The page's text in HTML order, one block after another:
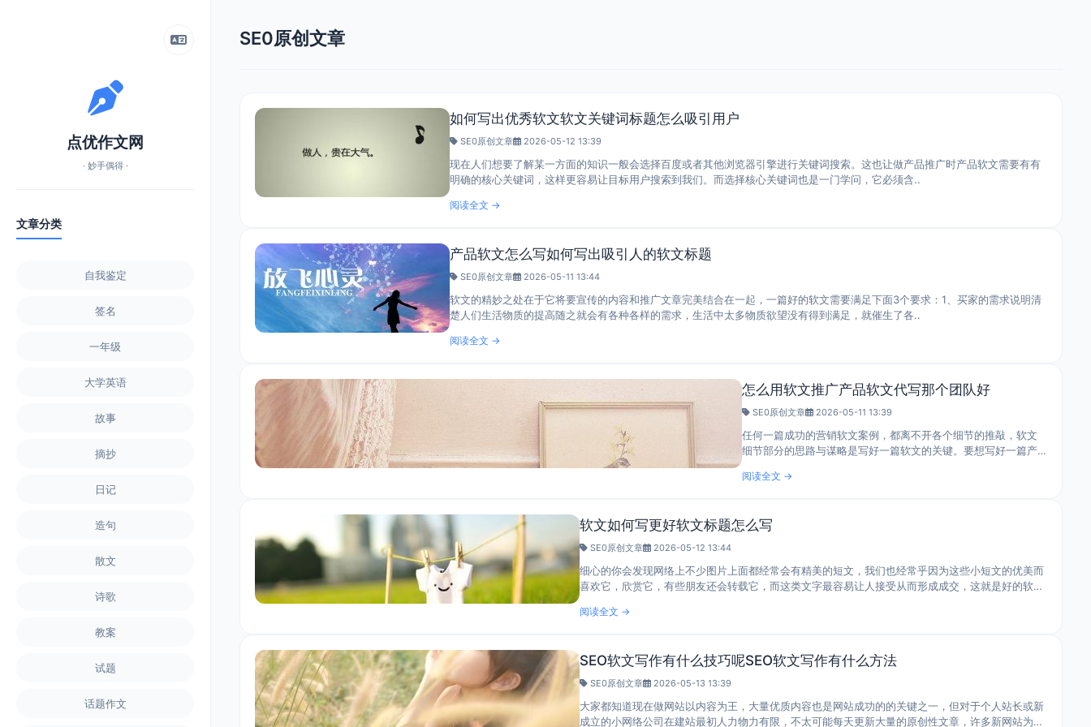
点优作文网
· 妙手偶得 ·
文章分类
自我鉴定
签名
一年级
大学英语
故事
摘抄
日记
造句
散文
诗歌
教案
试题
话题作文
SE0原创文章
如何写出优秀软文软文关键词标题怎么吸引用户
SE0原创文章 2026-05-12 13:39
现在人们想要了解某一方面的知识一般会选择百度或者其他浏览器引擎进行关键词搜索。这也让做产品推广时产品软文需要有有
明确的核心关键词，这样更容易让目标用户搜索到我们。而选择核心关键词也是一门学问，它必须含..
阅读全文 →
产品软文怎么写如何写出吸引人的软文标题
SE0原创文章 2026-05-11 13:44
软文的精妙之处在于它将要宣传的内容和推广文章完美结合在一起，一篇好的软文需要满足下面3个要求：1、买家的需求说明清
楚人们生活物质的提高随之就会有各种各样的需求，生活中太多物质欲望没有得到满足，就催生了各..
阅读全文 →
怎么用软文推广产品软文代写那个团队好
SE0原创文章 2026-05-11 13:39
任何一篇成功的营销软文案例，都离不开各个细节的推敲，软文
细节部分的思路与谋略是写好一篇软文的关键。要想写好一篇产
巧。一、用户至上1.用户需求为首通..
阅读全文 →
软文如何写更好软文标题怎么写
SE0原创文章 2026-05-12 13:44
细心的你会发现网络上不少图片上面都经常会有精美的短文，我们也经常乎因为这些小短文的优美而
喜欢它，欣赏它，有些朋友还会转载它，而这类文字最容易让人接受从而形成成交，这就是好的软
阅读全文 →
SEO软文写作有什么技巧呢SEO软文写作有什么方法
SE0原创文章 2026-05-13 13:39
大家都知道现在做网站以内容为王，大量优质内容也是网站成功的的关键之一，但对于个人站长或新
成立的小网络公司在建站最初人力物力有限，不太可能每天更新大量的原创性文章，许多新网站为了